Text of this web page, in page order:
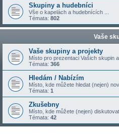
Skupiny a hudebníci
Vše o kapelách a hudebnících ...
Témata: 802
Vaše
Vaše skupiny a projekty
Místo pro prezentaci Vašich skupin
Témata: 366
Hledám / Nabízím
Místo, kde můžete hledat (nejen)
Témata: 1
Zkušebny
Místo, kde můžete (nejen)
Témata: 42